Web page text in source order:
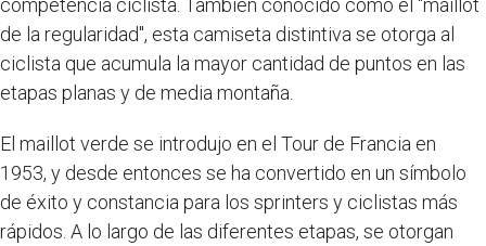
de la regularidad", esta camiseta distintiva se otorga al
ciclista que acumula la mayor cantidad de puntos en las
etapas planas y de media montaña.
El maillot verde se introdujo en el Tour de Francia en
1953, y desde entonces se ha convertido en un símbolo
de éxito y constancia para los sprinters y ciclistas más
rápidos. A lo largo de las diferentes etapas, se otorgan